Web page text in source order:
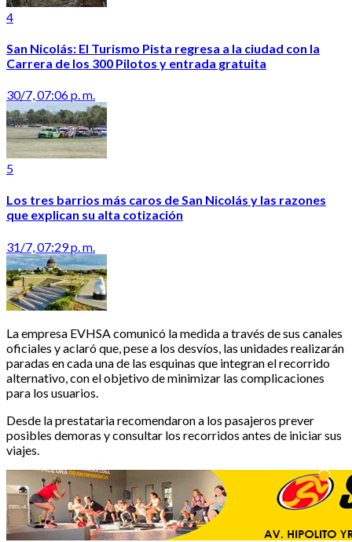
4
San Nicolás: El Turismo Pista regresa a la ciudad con la
Carrera de los 300 Pilotos y entrada gratuita
30/7, 07:06 p. m.
5
Los tres barrios más caros de San Nicolás y las razones
que explican su alta cotización
31/7, 07:29 p. m.
La empresa EVHSA comunicó la medida a través de sus canales
oficiales y aclaró que, pese a los desvíos, las unidades realizarán
paradas en cada una de las esquinas que integran el recorrido
alternativo, con el objetivo de minimizar las complicaciones
para los usuarios.
Desde la prestataria recomendaron a los pasajeros prever
posibles demoras y consultar los recorridos antes de iniciar sus
viajes.